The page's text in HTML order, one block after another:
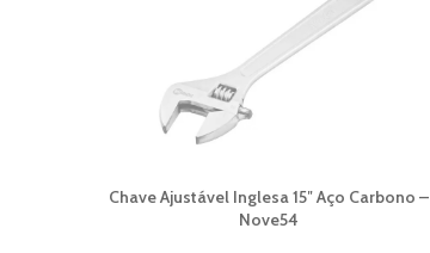
Chave Ajustável Inglesa 15″ Aço Carbono –
Nove54